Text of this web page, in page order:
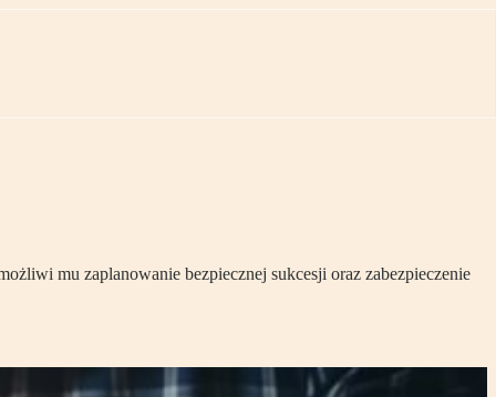
mu zaplanowanie bezpiecznej sukcesji oraz zabezpieczenie